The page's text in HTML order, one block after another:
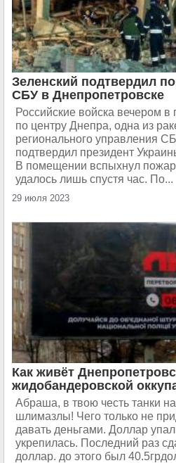
Зеленский подтвердил
СБУ в Днепропетровске
Российские войска вечером в
по центру Днепра, одна из
регионального управления
подтвердил президент
В помещении вспыхнул
удалось лишь спустя час. По...
29 июля 2023
Как живёт
жидобандеровской
Абраша, в твою честь танки
шлимазлы! Чего только не
давать деньгами. Доллар
укрепилась. Последний раз
доллар. до этого был